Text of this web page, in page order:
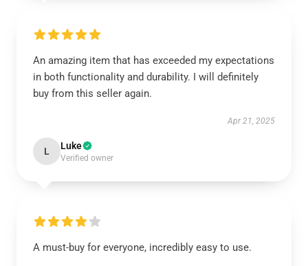
An amazing item that has exceeded my expectations
in both functionality and durability. I will definitely
buy from this seller again.
Apr 21, 2025
L Luke
Verified owner
A must-buy for everyone, incredibly easy to use.